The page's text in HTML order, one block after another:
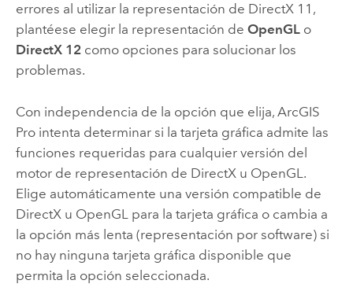
errores al utilizar la representación de DirectX 11,
plantéese elegir la representación de OpenGLo
DirectX 12como opciones para solucionar los
problemas.
Con independencia de la opción que elija, ArcGIS
Prointenta determinar si la tarjeta gráfica admite las
funciones requeridas para cualquier versión del
motor de representación de DirectX u OpenGL.
Elige automáticamente una versión compatible de
DirectX u OpenGL para la tarjeta gráfica o cambia a
la opción más lenta (representación por software) si
no hay ninguna tarjeta gráfica disponible que
permita la opción seleccionada.